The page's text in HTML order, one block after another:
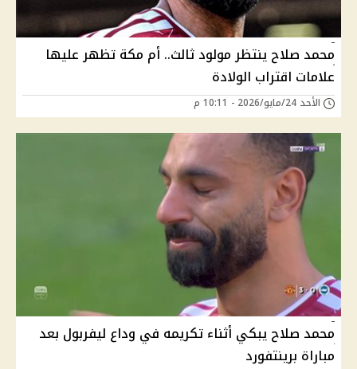
محمد صلاح ينتظر مولود ثالث.. أم مكة تظهر عليها
علامات اقتراب الولادة
الأحد 24/مايو/2026 - 10:11 م
محمد صلاح يبكي أثناء تكريمه في وداع ليفربول بعد
مباراة برينتفورد